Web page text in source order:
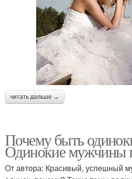
читать дальше →
Почему быть
Одинокие мужчины
От автора: Красивый, успешный